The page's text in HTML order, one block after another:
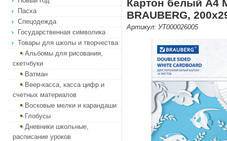
Пасха
Спецодежда
Государственная символика
Товары для школы и творчества
Альбомы для рисования,
скетчбуки
Ватман
Веер-касса, касса цифр и
счетных материалов
Восковые мелки и карандаши
Глобусы
Дневники школьные,
расписание уроков
Картон белый А4
BRAUBERG,
Артикул: УТ000026005